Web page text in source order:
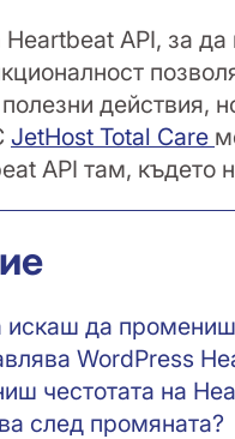
Heartbeat API, за
действия,
JetHost Total Care
API там, където
да промениш
WordPress
честотата на
след промяната?